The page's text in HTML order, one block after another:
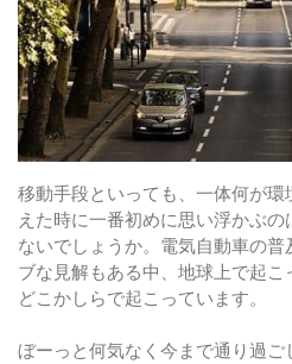
移動手段といっても、一体何が
えた時に一番初めに思い浮かぶ
ないでしょうか。電気自動車の普
ブな見解もある中、地球上で起
どこかしらで起こっています。
ぼーっと何気なく今まで通り過ご